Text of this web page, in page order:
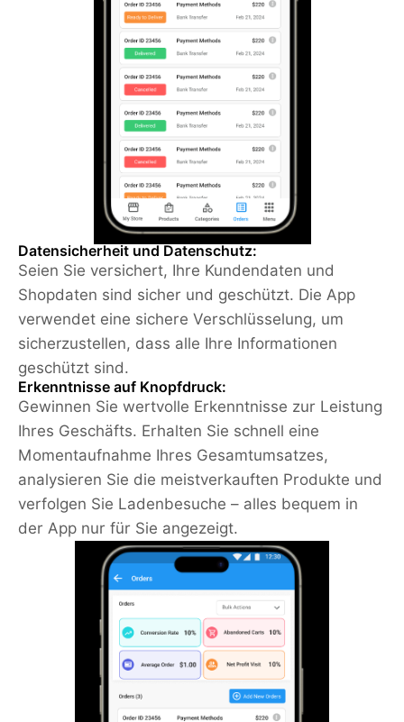
Datensicherheit und Datenschutz:
Seien Sie versichert, Ihre Kundendaten und
Shopdaten sind sicher und geschützt. Die App
verwendet eine sichere Verschlüsselung, um
sicherzustellen, dass alle Ihre Informationen
geschützt sind.
Erkenntnisse auf Knopfdruck:
Gewinnen Sie wertvolle Erkenntnisse zur Leistung
Ihres Geschäfts. Erhalten Sie schnell eine
Momentaufnahme Ihres Gesamtumsatzes,
analysieren Sie die meistverkauften Produkte und
verfolgen Sie Ladenbesuche – alles bequem in
der App nur für Sie angezeigt.